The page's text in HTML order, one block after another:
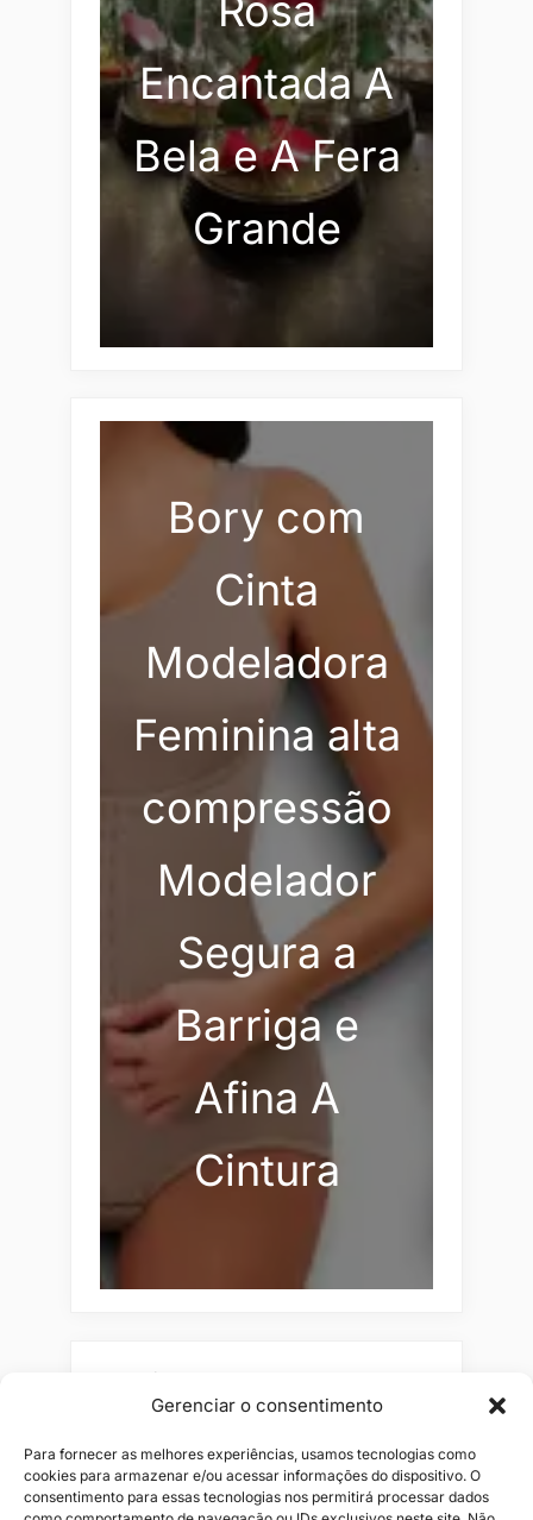
Gerenciar o consentimento
Para fornecer as melhores experiências, usamos tecnologias como
cookies para armazenar e/ou acessar informações do dispositivo. O
consentimento para essas tecnologias nos permitirá processar dados
Encantada A
Bela e A Fera
Grande
Bory com
Cinta
Modeladora
Feminina alta
compressão
Modelador
Segura a
Barriga e
Afina A
Cintura
Pesquisar